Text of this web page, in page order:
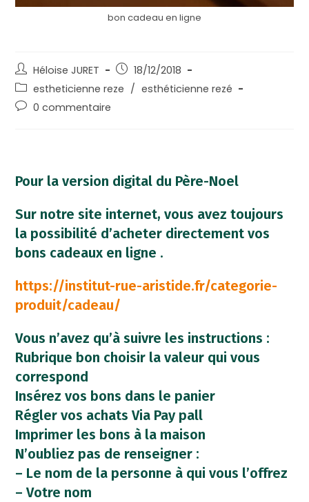
bon cadeau en ligne
Héloise JURET
18/12/2018
estheticienne reze / esthéticienne rezé
0 commentaire
Pour la version digital du Père-Noel
Sur notre site internet, vous avez toujours
la possibilité d’acheter directement vos
bons cadeaux en ligne .
https://institut-rue-aristide.fr/categorie-
produit/cadeau/
Vous n’avez qu’à suivre les instructions :
Rubrique bon choisir la valeur qui vous
correspond
Insérez vos bons dans le panier
Régler vos achats Via Pay pall
Imprimer les bons à la maison
N’oubliez pas de renseigner :
– Le nom de la personne à qui vous l’offrez
– Votre nom